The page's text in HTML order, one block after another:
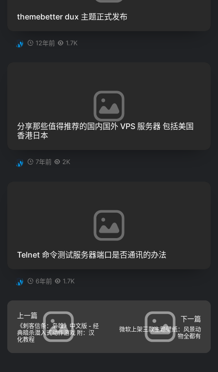
themebetter dux 主题正式发布
12年前 1.7K
分享那些值得推荐的国内国外 VPS 服务器 包括美国
香港日本
7年前 2K
Telnet 命令测试服务器端口是否通讯的办法
6年前 1.7K
上一篇
《刺客信条：枭雄》中文版 - 经
典暗杀潜入式动作游戏 附：汉
化教程
下一篇
微软上架三款主题壁纸：风景动
物全都有